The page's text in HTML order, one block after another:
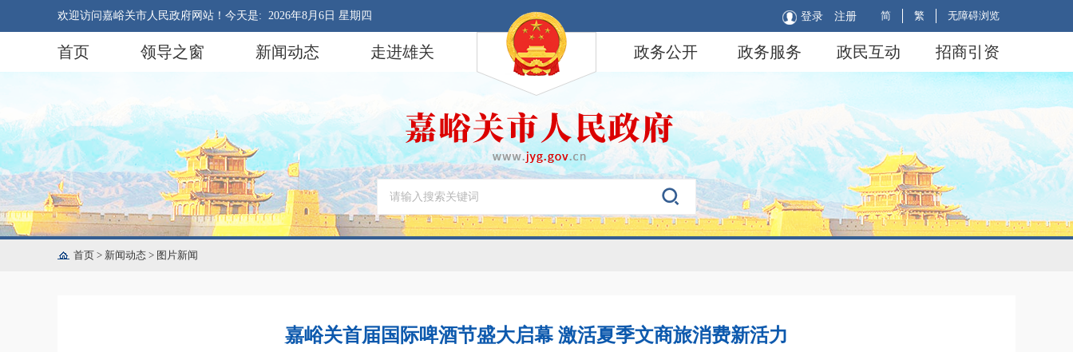
欢迎访问嘉峪关市人民政府网站！今天是: 2026年8月6日 星期四 简 繁 无障碍浏览
登录 注册
首页 领导之窗 新闻动态 走进雄关 政务公开 政务服务 政民互动 招商引资
首页 > 新闻动态 > 图片新闻
嘉峪关首届国际啤酒节盛大启幕 激活夏季文商旅消费新活力